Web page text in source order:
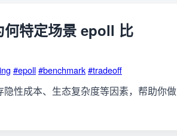
何特定场景 epoll 比
#epoll#benchmark#tradeoff
性成本、生态复杂度等因素，帮助你做